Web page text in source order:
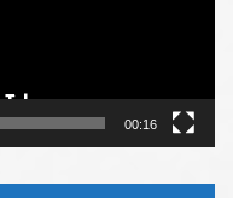
00:16